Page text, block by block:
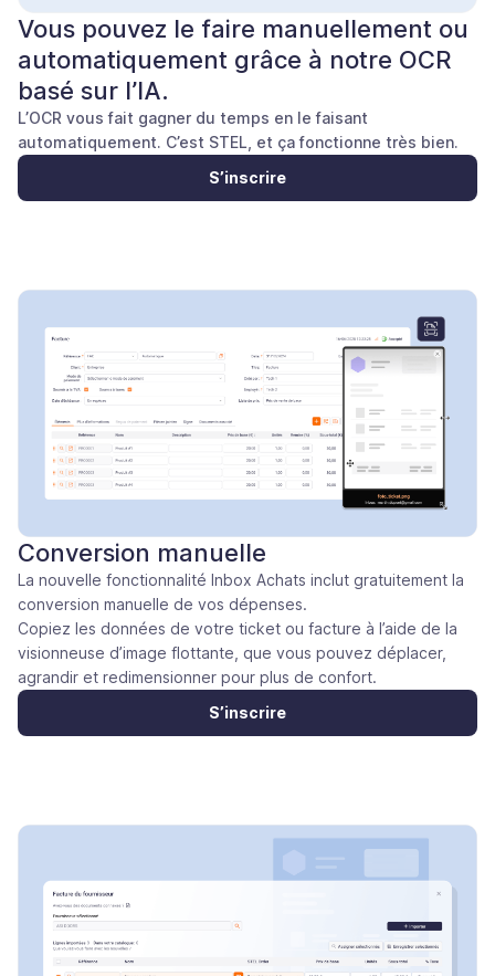
Vous pouvez le faire manuellement ou
automatiquement grâce à notre OCR
basé sur l’IA.
L’OCR vous fait gagner du temps en le faisant
automatiquement. C’est STEL, et ça fonctionne très bien.
S’inscrire
Conversion manuelle
La nouvelle fonctionnalité Inbox Achats inclut gratuitement la
conversion manuelle de vos dépenses.
Copiez les données de votre ticket ou facture à l’aide de la
visionneuse d’image flottante, que vous pouvez déplacer,
agrandir et redimensionner pour plus de confort.
S’inscrire